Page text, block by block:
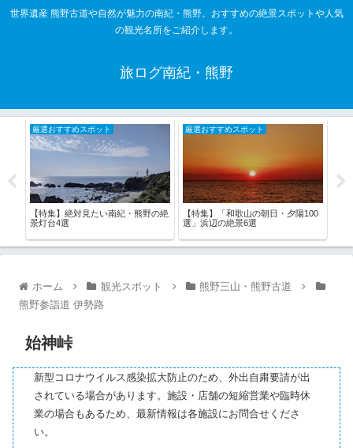
世界遺産 熊野古道や自然が魅力の南紀・熊野。おすすめの絶景スポットや人気
の観光名所をご紹介します。
旅ログ南紀・熊野
厳選おすすめスポット
【特集】絶対見たい南紀・熊野の絶
景灯台4選
厳選おすすめスポット
【特集】「和歌山の朝日・夕陽100
選」浜辺の絶景6選
ホーム 観光スポット
熊野三山・熊野古道
熊野参詣道 伊勢路
始神峠
新型コロナウイルス感染拡大防止のため、外出自粛要請が出
されている場合があります。施設・店舗の短縮営業や臨時休
業の場合もあるため、最新情報は各施設にお問合せくださ
い。